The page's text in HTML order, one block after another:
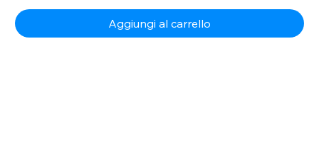
Aggiungi al carrello